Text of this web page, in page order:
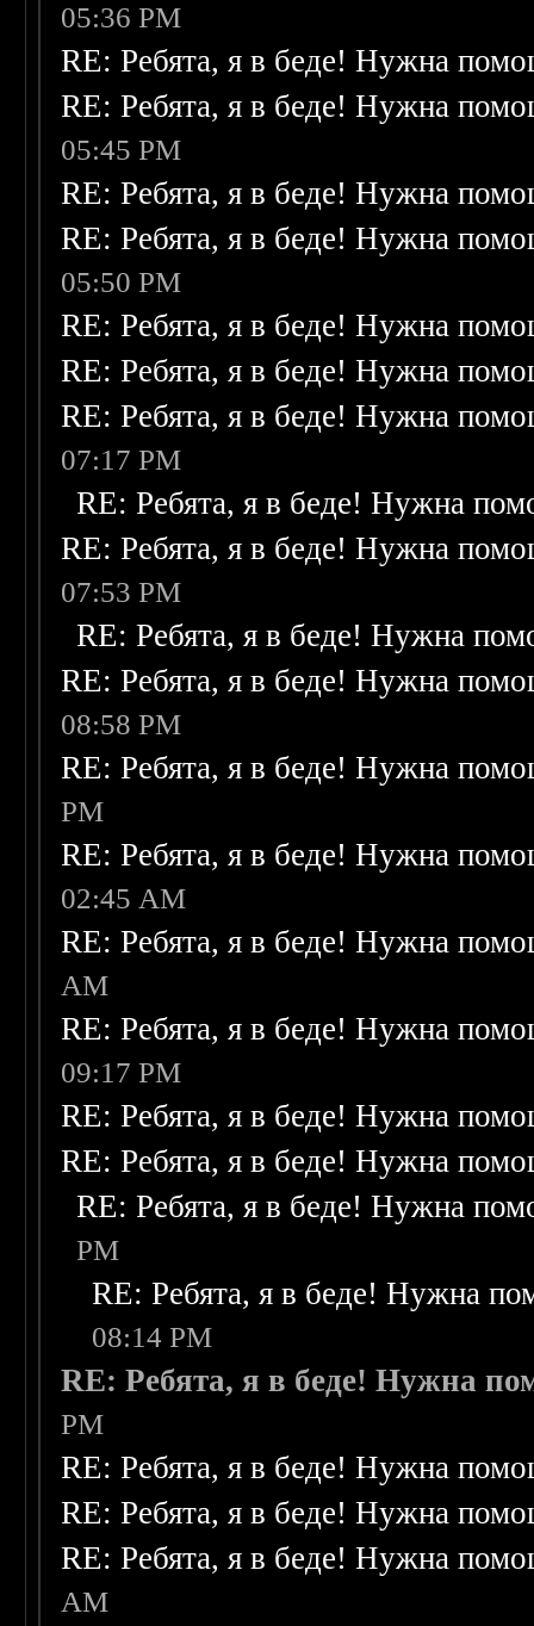
05:36 PM
RE: Ребята, я в беде! Нужна
RE: Ребята, я в беде! Нужна
05:45 PM
RE: Ребята, я в беде! Нужна
RE: Ребята, я в беде! Нужна
05:50 PM
RE: Ребята, я в беде! Нужна
RE: Ребята, я в беде! Нужна
RE: Ребята, я в беде! Нужна
07:17 PM
RE: Ребята, я в беде! Нужна
RE: Ребята, я в беде! Нужна
07:53 PM
RE: Ребята, я в беде! Нужна
RE: Ребята, я в беде! Нужна
08:58 PM
RE: Ребята, я в беде! Нужна
PM
RE: Ребята, я в беде! Нужна
02:45 AM
RE: Ребята, я в беде! Нужна
AM
RE: Ребята, я в беде! Нужна
09:17 PM
RE: Ребята, я в беде! Нужна
RE: Ребята, я в беде! Нужна
RE: Ребята, я в беде! Нужна
PM
RE: Ребята, я в беде! Нужна
08:14 PM
RE: Ребята, я в беде! Нужна
PM
RE: Ребята, я в беде! Нужна
RE: Ребята, я в беде! Нужна
RE: Ребята, я в беде! Нужна
AM